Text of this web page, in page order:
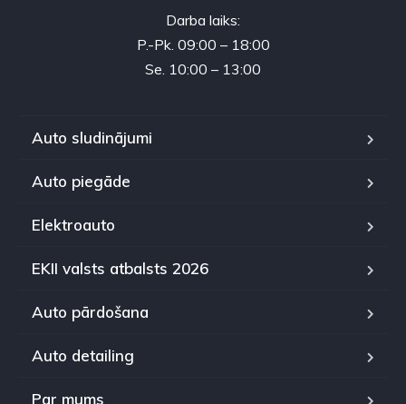
Darba laiks:
P.-Pk. 09:00 – 18:00
Se. 10:00 – 13:00
Auto sludinājumi
Auto piegāde
Elektroauto
EKII valsts atbalsts 2026
Auto pārdošana
Auto detailing
Par mums